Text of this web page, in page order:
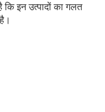
कि इन उत्पादों का गलत